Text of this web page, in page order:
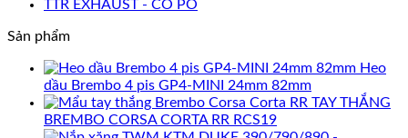
TTR EXHAUST - CỔ PÔ
Sản phẩm
Heo
dầu Brembo 4 pis GP4-MINI 24mm 82mm
TAY THẮNG
BREMBO CORSA CORTA RR RCS19